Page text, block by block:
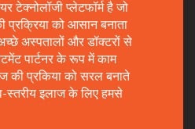
प्लेटफॉर्म है जो
को आसान बनाता
अस्पतालों और डॉक्टरों से
पार्टनर के रूप में काम
की प्रकिया को सरल बनाते
स्तरीय इलाज के लिए हमसे